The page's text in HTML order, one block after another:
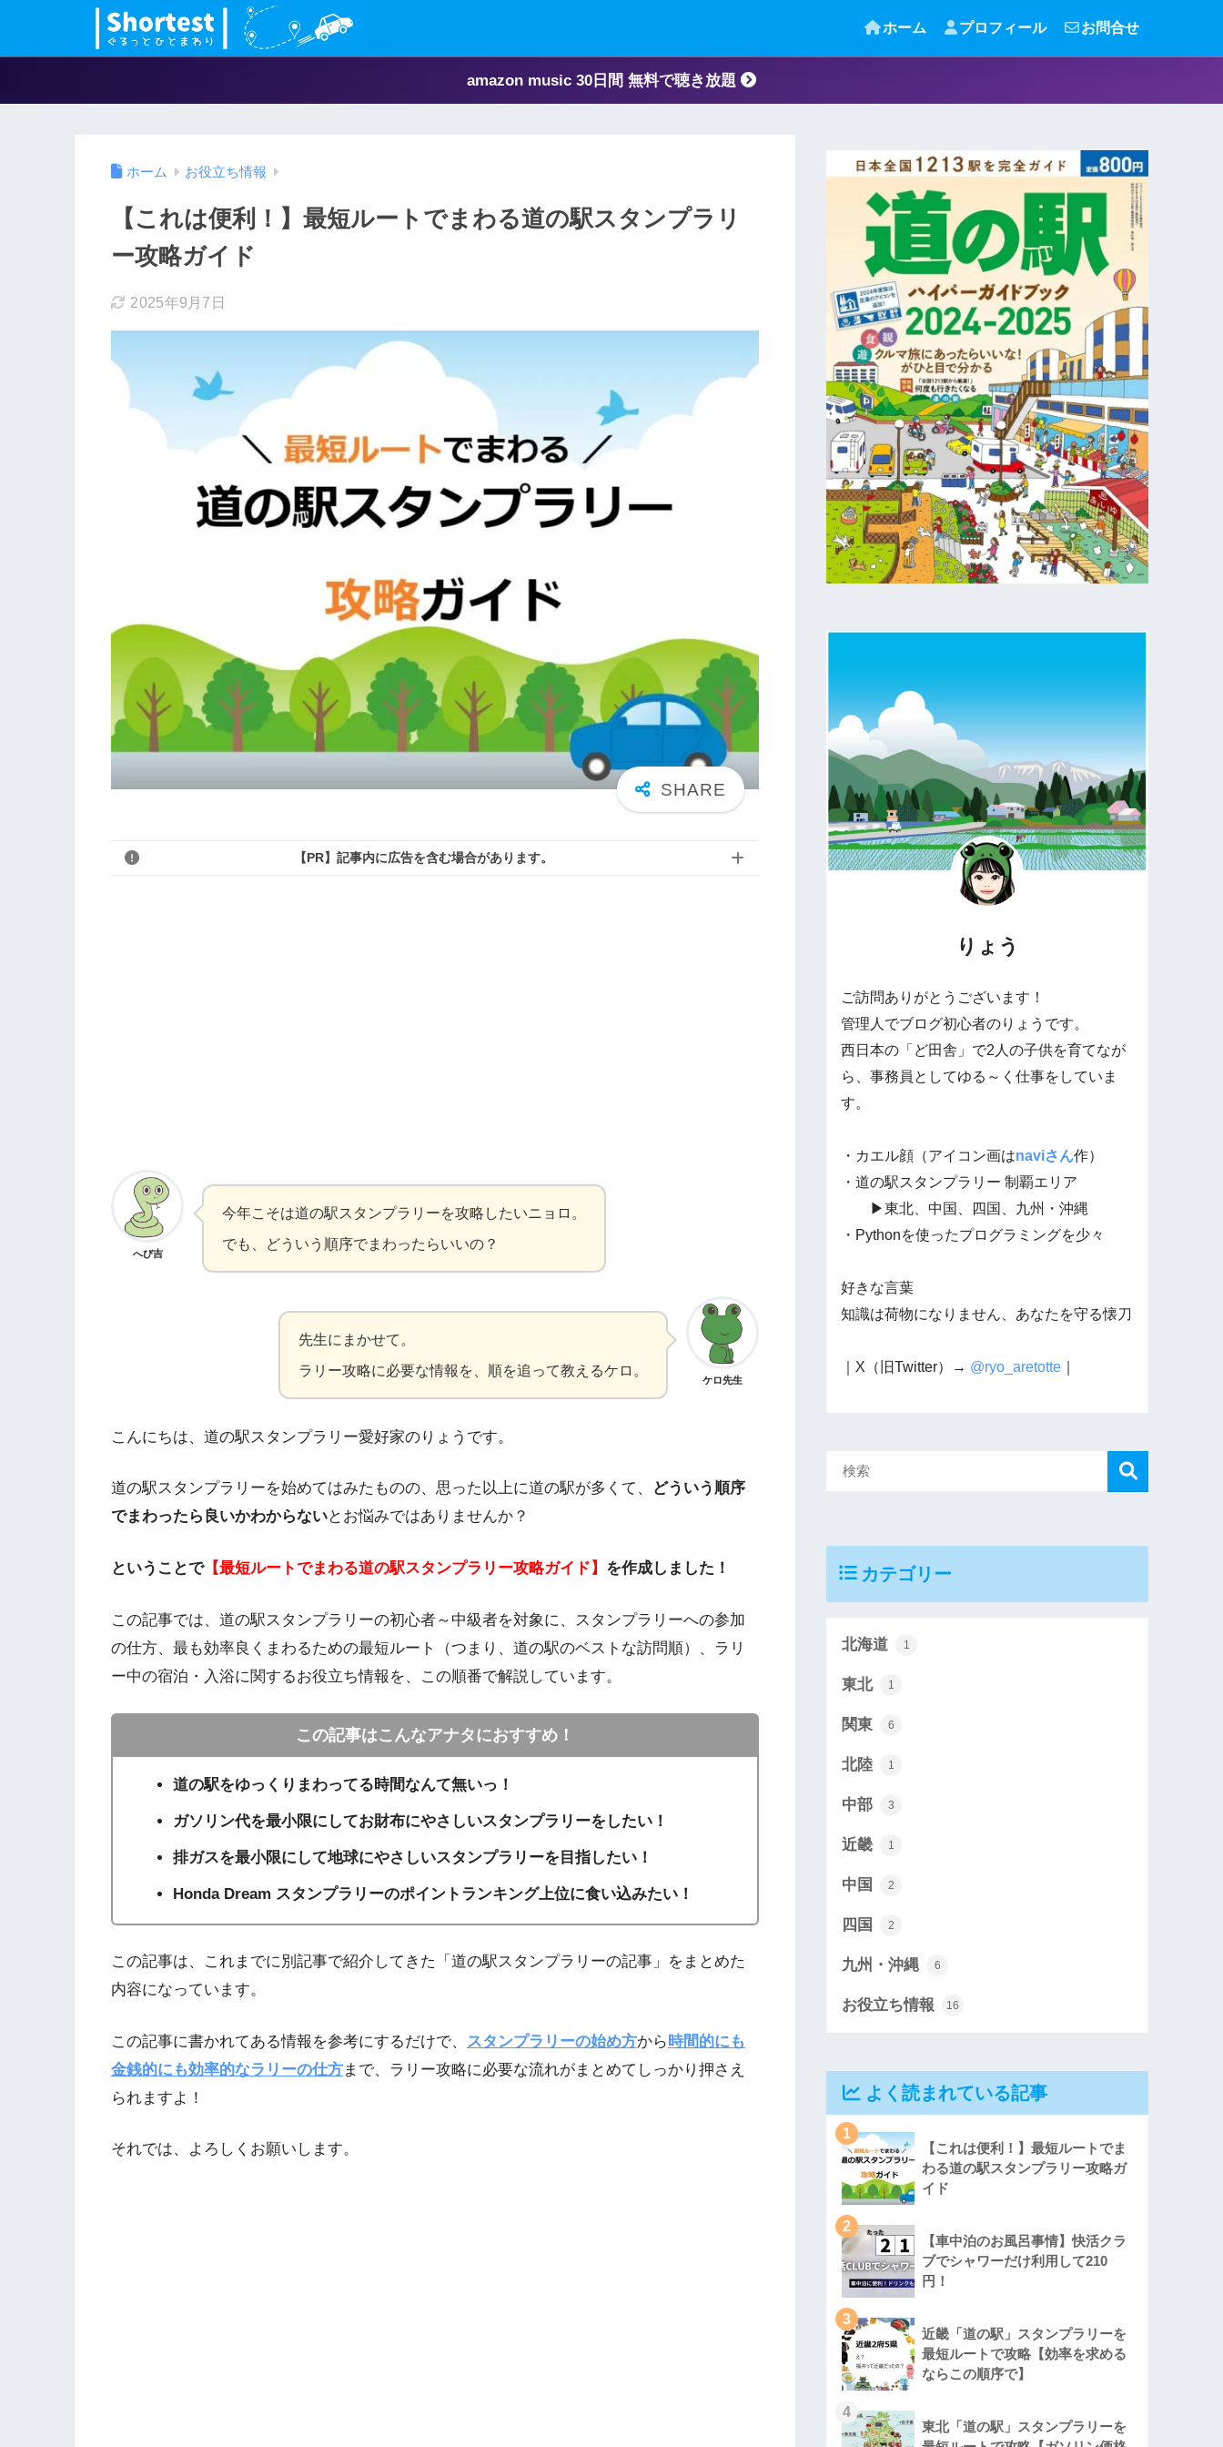
ホーム プロフィール お問合せ
amazon music 30日間 無料で聴き放題
ホーム お役立ち情報
【これは便利！】最短ルートでまわる道の駅スタンプラリ
ー攻略ガイド
2025年9月7日
【PR】記事内に広告を含む場合があります。
へび吉
今年こそは道の駅スタンプラリーを攻略したいニョロ。
でも、どういう順序でまわったらいいの？
ケロ先生
先生にまかせて。
ラリー攻略に必要な情報を、順を追って教えるケロ。
こんにちは、道の駅スタンプラリー愛好家のりょうです。
道の駅スタンプラリーを始めてはみたものの、思った以上に道の駅が多くて、
どういう順序
でまわったら良いかわからないとお悩みではありませんか？
ということで【最短ルートでまわる道の駅スタンプラリー攻略ガイド】 を作成しました！
この記事では、道の駅スタンプラリーの初心者～中級者を対象に、スタンプラリーへの参加
の仕方、最も効率良くまわるための最短ルート（つまり、道の駅のベストな訪問順）、ラリ
ー中の宿泊・入浴に関するお役立ち情報を、この順番で解説しています。
この記事はこんなアナタにおすすめ！
道の駅をゆっくりまわってる時間なんて無いっ！
ガソリン代を最小限にしてお財布にやさしいスタンプラリーをしたい！
排ガスを最小限にして地球にやさしいスタンプラリーを目指したい！
Honda Dream スタンプラリーのポイントランキング上位に食い込みたい！
この記事は、これまでに別記事で紹介してきた「道の駅スタンプラリーの記事」をまとめた
内容になっています。
この記事に書かれてある情報を参考にするだけで、 スタンプラリーの始め方から 時間的にも
金銭的にも効率的なラリーの仕方まで、ラリー攻略に必要な流れがまとめてしっかり押さえ
られますよ！
それでは、よろしくお願いします。
りょう
ご訪問ありがとうございます！
管理人でブログ初心者のりょうです。
西日本の「ど田舎」で2人の子供を育てなが
ら、事務員としてゆる～く仕事をしていま
す。
・カエル顔（アイコン画はnaviさん作）
・道の駅スタンプラリー 制覇エリア
▶東北、中国、四国、九州・沖縄
・Pythonを使ったプログラミングを少々
好きな言葉
知識は荷物になりません、あなたを守る懐刀
｜X（旧Twitter）→ @ryo_aretotte
カテゴリー
北海道 1
東北 1
関東 6
北陸 1
中部 3
近畿 1
中国 2
四国 2
九州・沖縄 6
お役立ち情報 16
よく読まれている記事
1
【これは便利！】最短ルートでま
わる道の駅スタンプラリー攻略ガ
イド
2
【車中泊のお風呂事情】快活クラ
ブでシャワーだけ利用して210
円！
3
近畿「道の駅」スタンプラリーを
最短ルートで攻略【効率を求める
ならこの順序で】
4
東北「道の駅」スタンプラリーを